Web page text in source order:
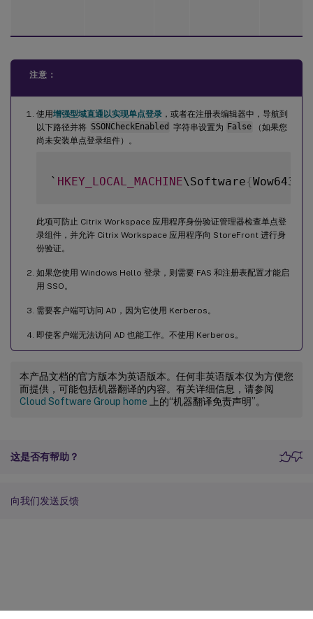
注意：
使用增强型域直通以实现单点登录 ，或者在注册表编辑器中，导航到
以下路径并将 SSONCheckEnabled 字符串设置为 False
（如果您
尚未安装单点登录组件）。
` HKEY_LOCAL_MACHINE\Software{Wow6432
此项可防止 Citrix Workspace 应用程序身份验证管理器检查单点登
录组件，并允许 Citrix Workspace 应用程序向 StoreFront 进行身
份验证。
如果您使用 Windows Hello 登录，则需要 FAS 和注册表配置才能启
用 SSO。
需要客户端可访问 AD，因为它使用 Kerberos。
即使客户端无法访问 AD 也能工作。不使用 Kerberos。
本产品文档的官方版本为英语版本。任何非英语版本仅为方便您
而提供，可能包括机器翻译的内容。有关详细信息，请参阅
Cloud Software Group home 上的“机器翻译免责声明”。
这是否有帮助？
向我们发送反馈